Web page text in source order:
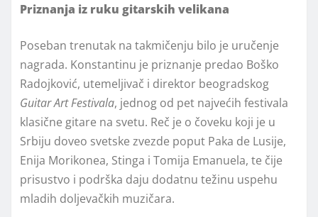
Priznanja iz ruku gitarskih velikana
Poseban trenutak na takmičenju bilo je uručenje
nagrada. Konstantinu je priznanje predao Boško
Radojković, utemeljivač i direktor beogradskog
Guitar Art Festivala, jednog od pet najvećih festivala
klasične gitare na svetu. Reč je o čoveku koji je u
Srbiju doveo svetske zvezde poput Paka de Lusije,
Enija Morikonea, Stinga i Tomija Emanuela, te čije
prisustvo i podrška daju dodatnu težinu uspehu
mladih doljevačkih muzičara.